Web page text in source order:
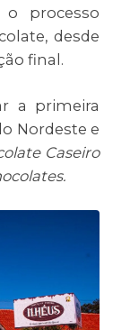
processo
desde
final.
a primeira
Nordeste e
Caseiro